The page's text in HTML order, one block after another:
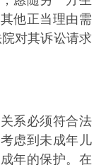
他正当理由需
对其诉讼请求
系必须符合法
虑到未成年儿
年的保护。在